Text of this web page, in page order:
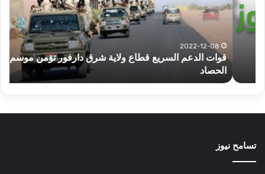
ولاية
شرق
دارفور
2022-12-08
قوات الدعم السريع قطاع ولاية شرق دارفور تؤمن موسم
الحصاد
تسامح نيوز